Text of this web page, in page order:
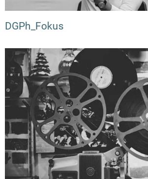
DGPh_Fokus